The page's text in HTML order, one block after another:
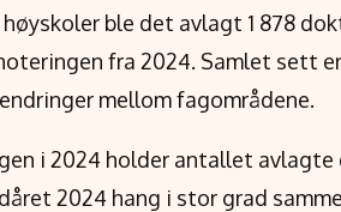
ble det avlagt 1 878
fra 2024. Samlet sett
mellom fagområdene.
i 2024 holder antallet
2024 hang i stor grad